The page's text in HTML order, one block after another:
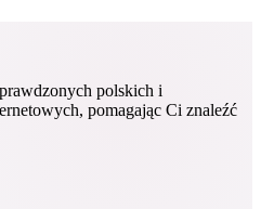
polskich i
pomagając Ci znaleźć